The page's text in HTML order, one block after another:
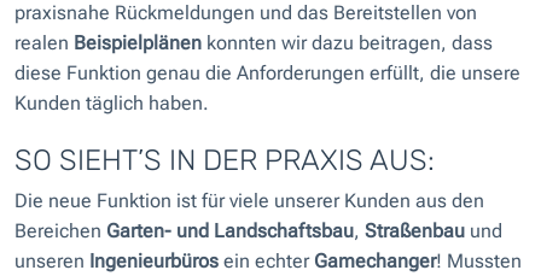
praxisnahe Rückmeldungen und das Bereitstellen von
realen Beispielplänen konnten wir dazu beitragen, dass
diese Funktion genau die Anforderungen erfüllt, die unsere
Kunden täglich haben.
SO SIEHT’S IN DER PRAXIS AUS:
Die neue Funktion ist für viele unserer Kunden aus den
Bereichen Garten- und Landschaftsbau, Straßenbau und
unseren Ingenieurbüros ein echter Gamechanger! Mussten